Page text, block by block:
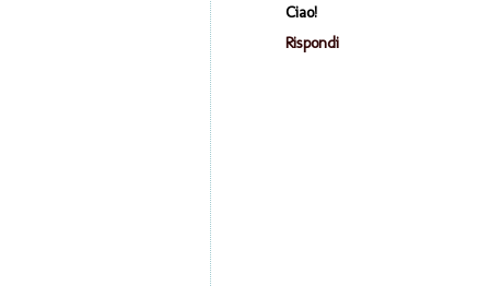
Ciao!
Rispondi